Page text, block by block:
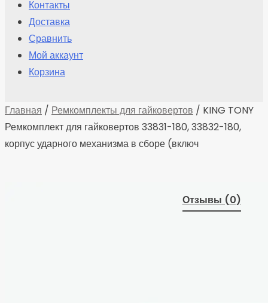
Контакты
Доставка
Сравнить
Мой аккаунт
Корзина
Главная / Ремкомплекты для гайковертов / KING TONY
Ремкомплект для гайковертов 33831-180, 33832-180,
корпус ударного механизма в сборе (включ
Отзывы (0)